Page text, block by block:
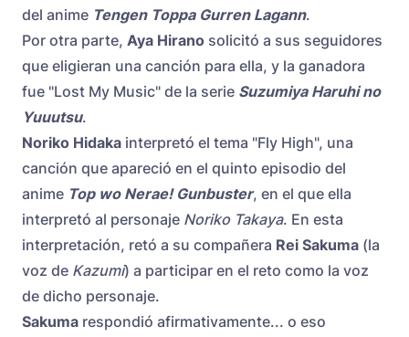
del anime Tengen Toppa Gurren Lagann.
Por otra parte, Aya Hirano solicitó a sus seguidores
que eligieran una canción para ella, y la ganadora
fue "Lost My Music" de la serie Suzumiya Haruhi no
Yuuutsu.
Noriko Hidaka interpretó el tema "Fly High", una
canción que apareció en el quinto episodio del
anime Top wo Nerae! Gunbuster, en el que ella
interpretó al personaje Noriko Takaya. En esta
interpretación, retó a su compañera Rei Sakuma (la
voz de Kazumi) a participar en el reto como la voz
de dicho personaje.
Sakuma respondió afirmativamente... o eso